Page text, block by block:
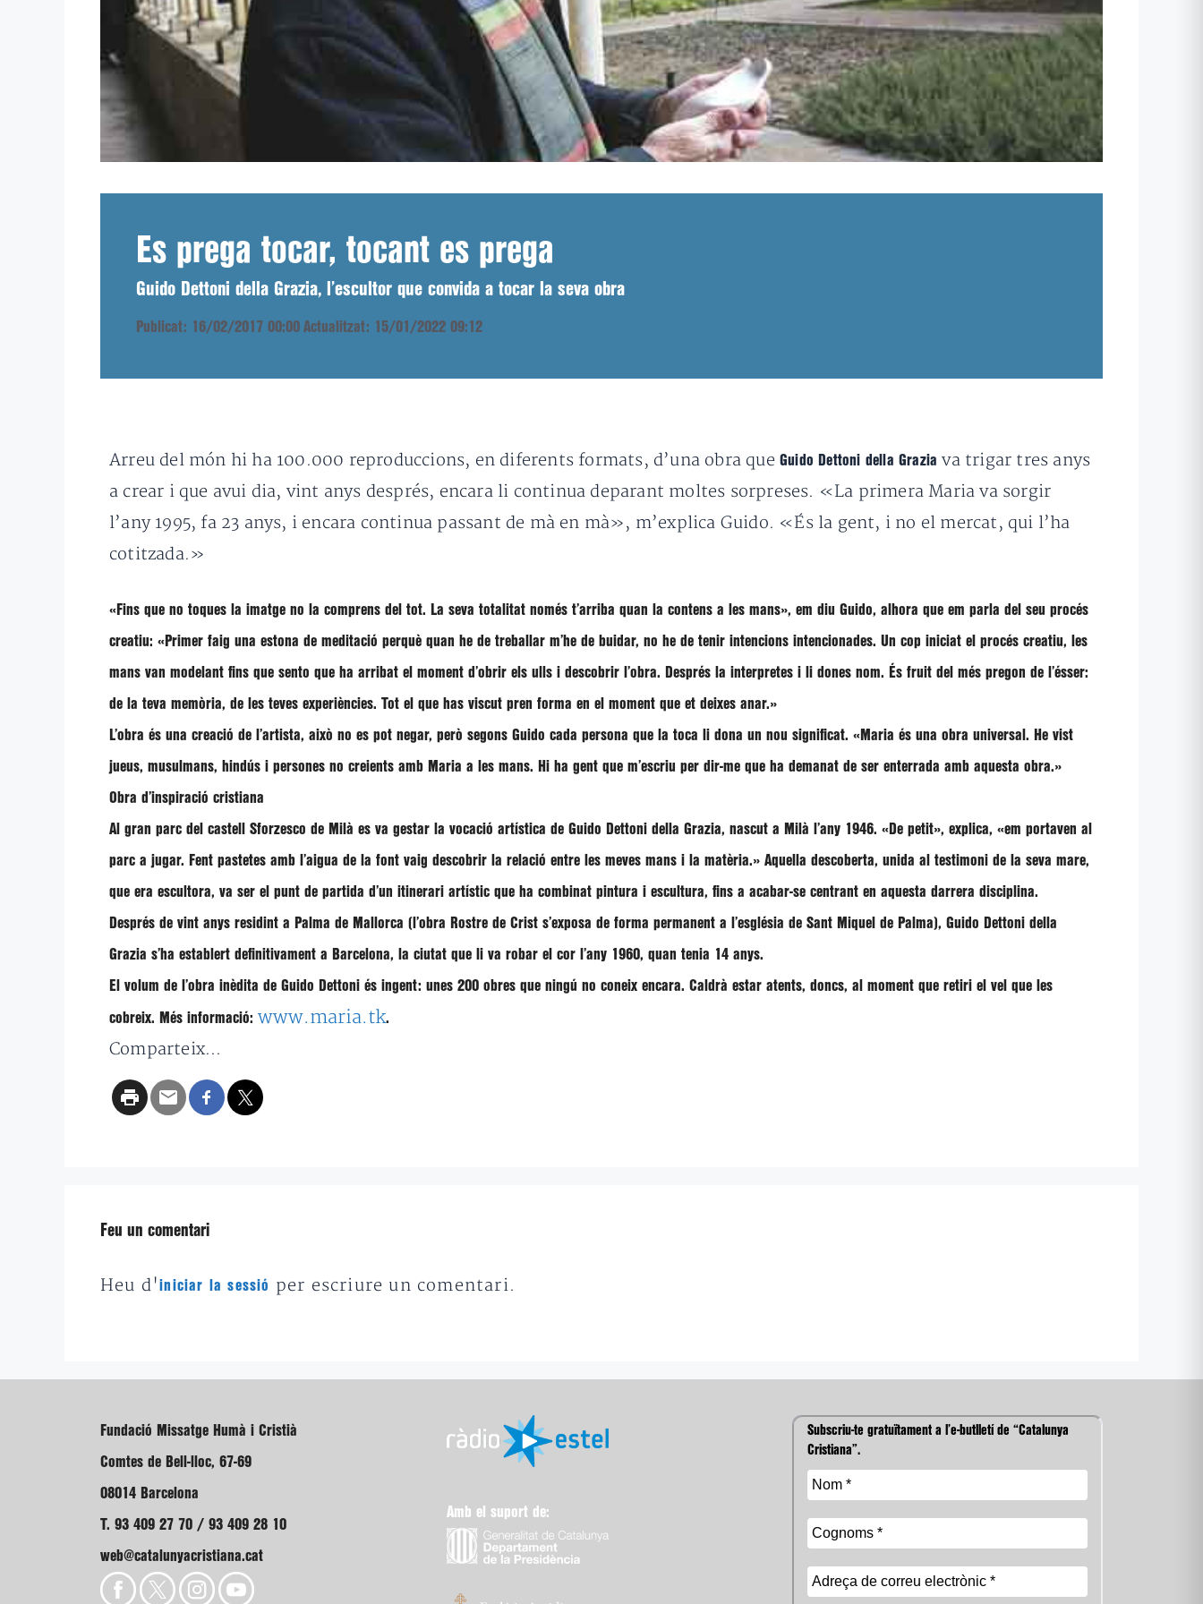
Es prega tocar, tocant es prega
Guido Dettoni della Grazia, l’escultor que convida a tocar la seva obra
Publicat: 16/02/2017 00:00 Actualitzat: 15/01/2022 09:12
Arreu del món hi ha 100.000 reproduccions, en diferents formats, d’una obra que Guido Dettoni della Grazia va trigar tres anys
a crear i que avui dia, vint anys després, encara li continua deparant moltes sorpreses. «La primera Maria va sorgir
l’any 1995, fa 23 anys, i encara continua passant de mà en mà», m’explica Guido. «És la gent, i no el mercat, qui l’ha
cotitzada.»
«Fins que no toques la imatge no la comprens del tot. La seva totalitat només t’arriba quan la contens a les mans», em diu Guido, alhora que em parla del seu procés
creatiu: «Primer faig una estona de meditació perquè quan he de treballar m’he de buidar, no he de tenir intencions intencionades. Un cop iniciat el procés creatiu, les
mans van modelant fins que sento que ha arribat el moment d’obrir els ulls i descobrir l’obra. Després la interpretes i li dones nom. És fruit del més pregon de l’ésser:
de la teva memòria, de les teves experiències. Tot el que has viscut pren forma en el moment que et deixes anar.»
L’obra és una creació de l’artista, això no es pot negar, però segons Guido cada persona que la toca li dona un nou significat. « Maria és una obra universal . He vist
jueus, musulmans, hindús i persones no creients amb Maria a les mans. Hi ha gent que m’escriu per dir-me que ha demanat de ser enterrada amb aquesta obra.»
Obra d’inspiració cristiana
Al gran parc del castell Sforzesco de Milà es va gestar la vocació artística de Guido Dettoni della Grazia, nascut a Milà l’any 1946. «De petit», explica, «em portaven al
parc a jugar. Fent pastetes amb l’aigua de la font vaig descobrir la relació entre les meves mans i la matèria.» Aquella descoberta, unida al testimoni de la seva mare,
que era escultora, va ser el punt de partida d’un itinerari artístic que ha combinat pintura i escultura, fins a acabar-se centrant en aquesta darrera disciplina.
Després de vint anys residint a Palma de Mallorca (l’obra Rostre de Crist s’exposa de forma permanent a l’església de Sant Miquel de Palma), Guido Dettoni della
Grazia s’ha establert definitivament a Barcelona, la ciutat que li va robar el cor l’any 1960, quan tenia 14 anys.
El volum de l’obra inèdita de Guido Dettoni és ingent: unes 200 obres que ningú no coneix encara. Caldrà estar atents, doncs, al moment que retiri el vel que les
cobreix. Més informació: www.maria.tk.
Comparteix...
Feu un comentari
Heu d'iniciar la sessió per escriure un comentari.
Fundació Missatge Humà i Cristià
Comtes de Bell-lloc, 67-69
08014 Barcelona
T. 93 409 27 70 / 93 409 28 10
web@catalunyacristiana.cat
Amb el suport de:
Subscriu-te gratuïtament a l’e-butlletí de “Catalunya
Cristiana”.